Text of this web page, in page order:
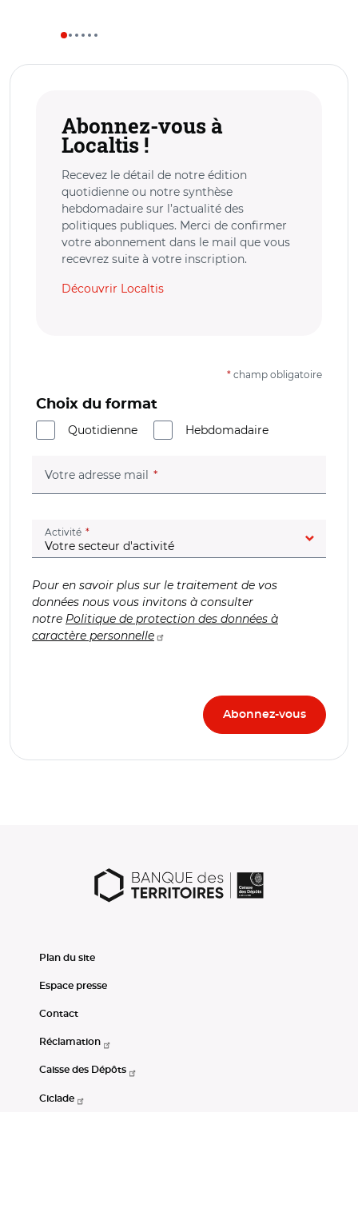
Abonnez-vous à
Localtis !
Recevez le détail de notre édition
quotidienne ou notre synthèse
hebdomadaire sur l’actualité des
politiques publiques. Merci de confirmer
votre abonnement dans le mail que vous
recevrez suite à votre inscription.
Découvrir Localtis
* champ obligatoire
Choix du format
Quotidienne
Hebdomadaire
Votre adresse mail (champ obligatoire)
Activité (champ obligatoire)
Pour en savoir plus sur le traitement de vos
données nous vous invitons à consulter
notre Politique de protection des données à
caractère personnelle
Plan du site
Espace presse
Contact
Réclamation
Caisse des Dépôts
Ciclade